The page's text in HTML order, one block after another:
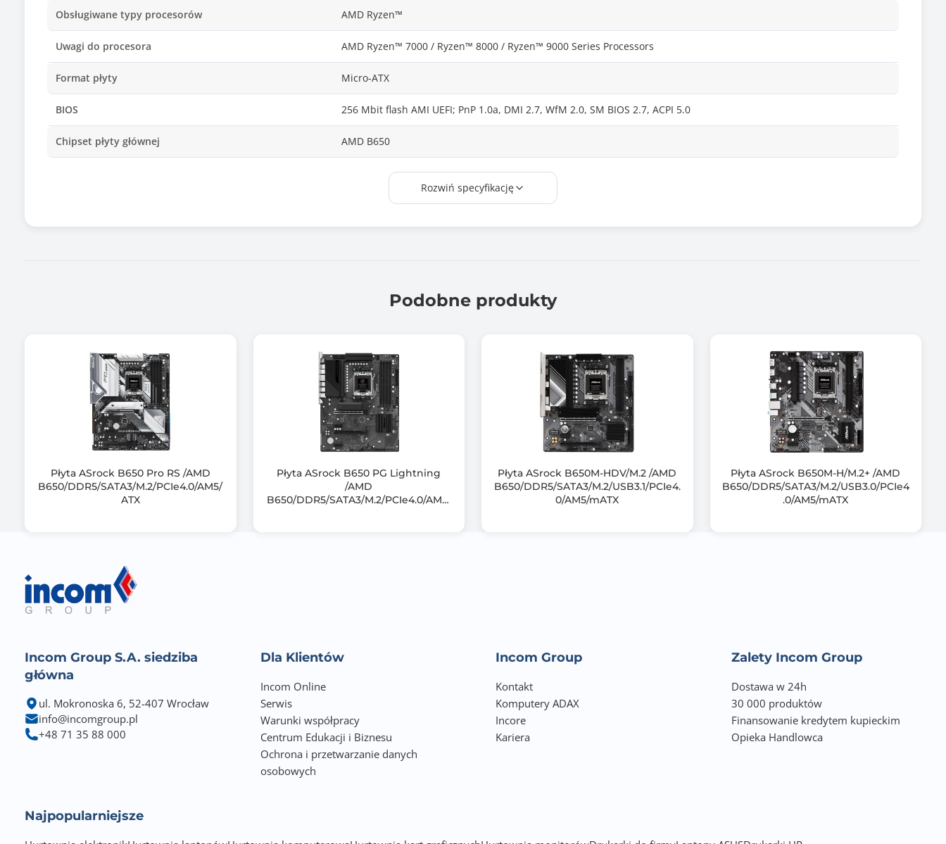
Obsługiwane typy procesorów AMD Ryzen™
Uwagi do procesora AMD Ryzen™ 7000 / Ryzen™ 8000 / Ryzen™ 9000 Series Processors
Format płyty Micro-ATX
BIOS 256 Mbit flash AMI UEFI; PnP 1.0a, DMI 2.7, WfM 2.0, SM BIOS 2.7, ACPI 5.0
Chipset płyty głównej AMD B650
DDR5-5200
DDR5-6200 (OC)
DDR5-6400 (OC)
DDR5-6600 (OC)
DDR5-6800 (OC)
DDR5-7000 (OC)
DDR5-7200 (OC)
Uwagi do pamięci RAM
Extreme Memory Profile (XMP) memory modules
Chipset+CPU: 4x SATA III 6Gb/s - RAID 0,1,10 + 2x M.2 - RAID 0, 1, 10
Uwagi do kontrolera SATA
1 x M.2 connector (M2A_CPU), integrated in the CPU, supporting Socket 3,
M key, type 25110/22110/2580/2280 SSDs:
Rozwiń specyfikację
Podobne produkty
Płyta ASrock B650 Pro RS /AMD
B650/DDR5/SATA3/M.2/PCIe4.0/AM5/
ATX
Płyta ASrock B650 PG Lightning
/AMD
B650/DDR5/SATA3/M.2/PCIe4.0/AM5/
Płyta ASrock B650M-HDV/M.2 /AMD
B650/DDR5/SATA3/M.2/USB3.1/PCIe4.
0/AM5/mATX
Płyta ASrock B650M-H/M.2+ /AMD
B650/DDR5/SATA3/M.2/USB3.0/PCIe4
.0/AM5/mATX
Incom Group S.A. siedziba
główna
ul. Mokronoska 6, 52-407 Wrocław
info@incomgroup.pl
+48 71 35 88 000
Dla Klientów
Incom Online
Serwis
Warunki współpracy
Centrum Edukacji i Biznesu
Ochrona i przetwarzanie danych
osobowych
Incom Group
Kontakt
Komputery ADAX
Incore
Kariera
Zalety Incom Group
Dostawa w 24h
30 000 produktów
Finansowanie kredytem kupieckim
Opieka Handlowca
Najpopularniejsze